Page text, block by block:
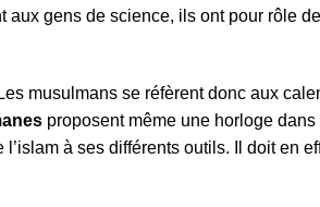
gens de science, ils ont pour rôle
musulmans se réfèrent donc aux
proposent même une horloge
à ses différents outils. Il doit en